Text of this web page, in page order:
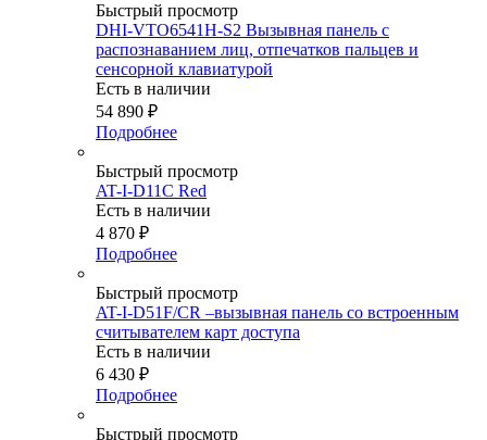
Быстрый просмотр
DHI-VTO6541H-S2 Вызывная панель c
распознаванием лиц, отпечатков пальцев и
сенсорной клавиатурой
Есть в наличии
54 890 ₽
Подробнее
Быстрый просмотр
AT-I-D11C Red
Есть в наличии
4 870 ₽
Подробнее
Быстрый просмотр
AT-I-D51F/CR –вызывная панель со встроенным
считывателем карт доступа
Есть в наличии
6 430 ₽
Подробнее
Быстрый просмотр